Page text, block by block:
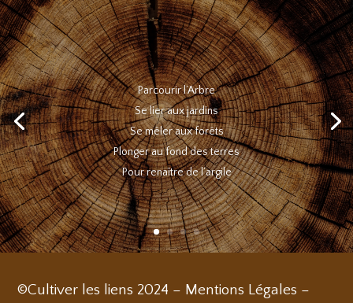
Parcourir l’Arbre
Se lier aux jardins
Se mêler aux forêts
Plonger au fond des terres
Pour renaître de l’argile
©Cultiver les liens 2024 – Mentions Légales –